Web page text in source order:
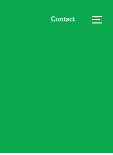
Contact